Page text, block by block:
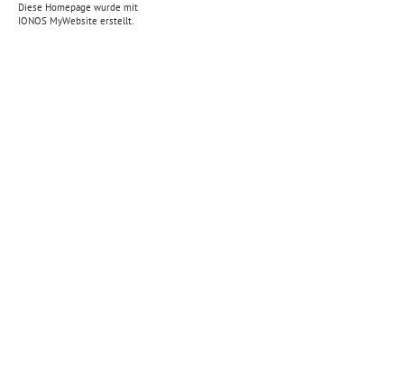
Diese Homepage wurde mit
IONOS MyWebsite erstellt.